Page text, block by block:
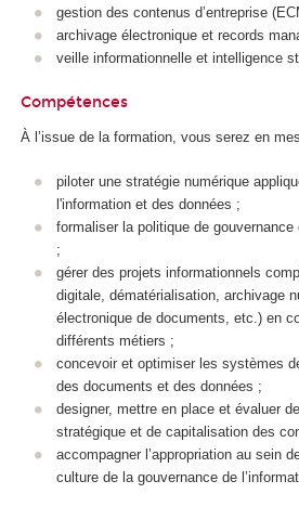
gestion des contenus d’entreprise
archivage électronique et records
veille informationnelle et intelligence
Compétences
À l’issue de la formation, vous serez en
piloter une stratégie numérique
l'information et des données ;
formaliser la politique de
;
gérer des projets informationnels
digitale, dématérialisation, archivage
électronique de documents, etc.) en
différents métiers ;
concevoir et optimiser les systèmes
des documents et des données ;
designer, mettre en place et évaluer
stratégique et de capitalisation des
accompagner l’appropriation au sein
culture de la gouvernance de